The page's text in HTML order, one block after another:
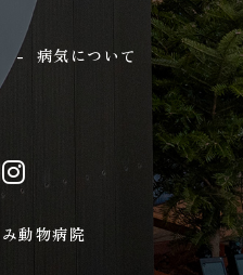
病気について
動物病院